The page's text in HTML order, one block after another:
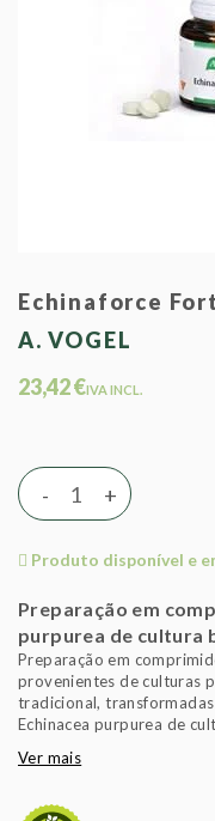
Echinaforce
A. VOGEL
23,42 €IVA INCL.
+
-
Produto disponível e
Preparação em
purpurea de cultura
Preparação em
provenientes de culturas
tradicional,
Echinacea purpurea de
Ver mais